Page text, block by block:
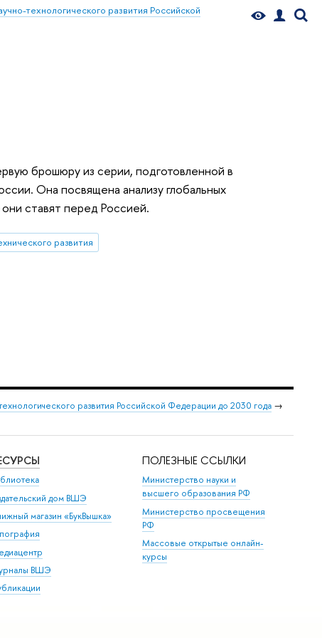
технологического развития Российской
брошюру из серии, подготовленной в
Она посвящена анализу глобальных
ставят перед Россией.
развития
развития Российской Федерации до 2030 года →
дом ВШЭ
магазин «БукВышка»
ВШЭ
ПОЛЕЗНЫЕ ССЫЛКИ
Министерство науки и
высшего образования РФ
Министерство просвещения
РФ
Массовые открытые онлайн-
курсы